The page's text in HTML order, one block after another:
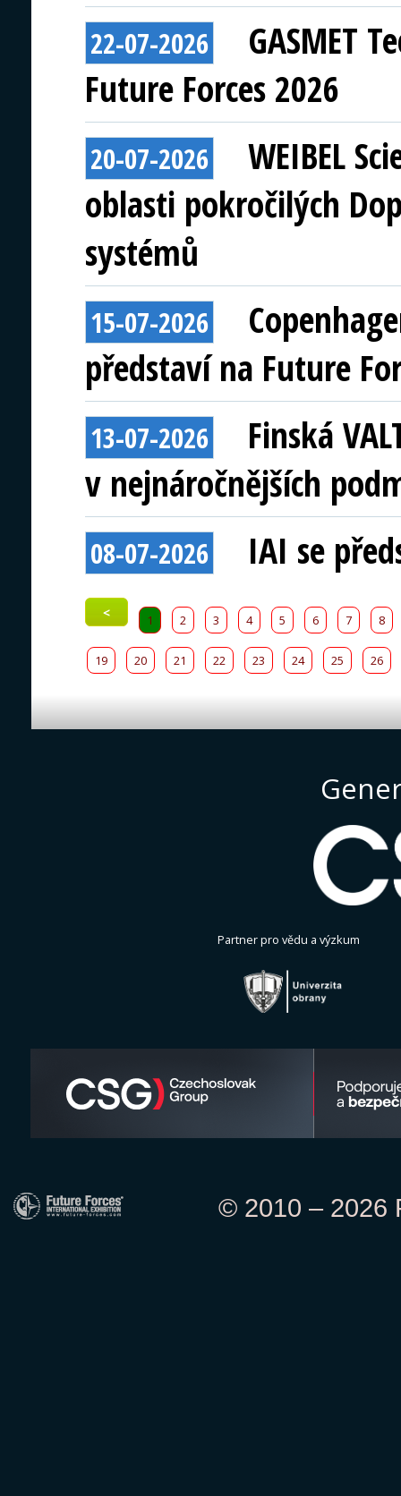
22-07-2026
GASMET
Future Forces 2026
20-07-2026
WEIBEL
oblasti pokročilých
systémů
15-07-2026
představí na Future
13-07-2026
Finská
v nejnáročnějších
08-07-2026 IAI se
< 1 2 3 4 5 6 7 8
19 20 21 22 23 24 25 26
Partner pro vědu a výzkum
© 2010 – 2026